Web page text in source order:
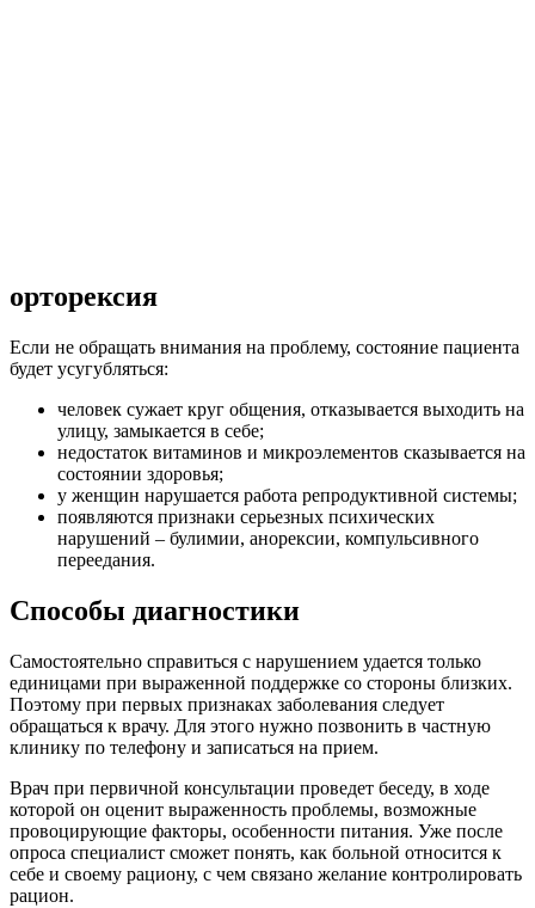
орторексия
Если не обращать внимания на проблему, состояние пациента
будет усугубляться:
человек сужает круг общения, отказывается выходить на
улицу, замыкается в себе;
недостаток витаминов и микроэлементов сказывается на
состоянии здоровья;
у женщин нарушается работа репродуктивной системы;
появляются признаки серьезных психических
нарушений – булимии, анорексии, компульсивного
переедания.
Способы диагностики
Самостоятельно справиться с нарушением удается только
единицами при выраженной поддержке со стороны близких.
Поэтому при первых признаках заболевания следует
обращаться к врачу. Для этого нужно позвонить в частную
клинику по телефону и записаться на прием.
Врач при первичной консультации проведет беседу, в ходе
которой он оценит выраженность проблемы, возможные
провоцирующие факторы, особенности питания. Уже после
опроса специалист сможет понять, как больной относится к
себе и своему рациону, с чем связано желание контролировать
рацион.